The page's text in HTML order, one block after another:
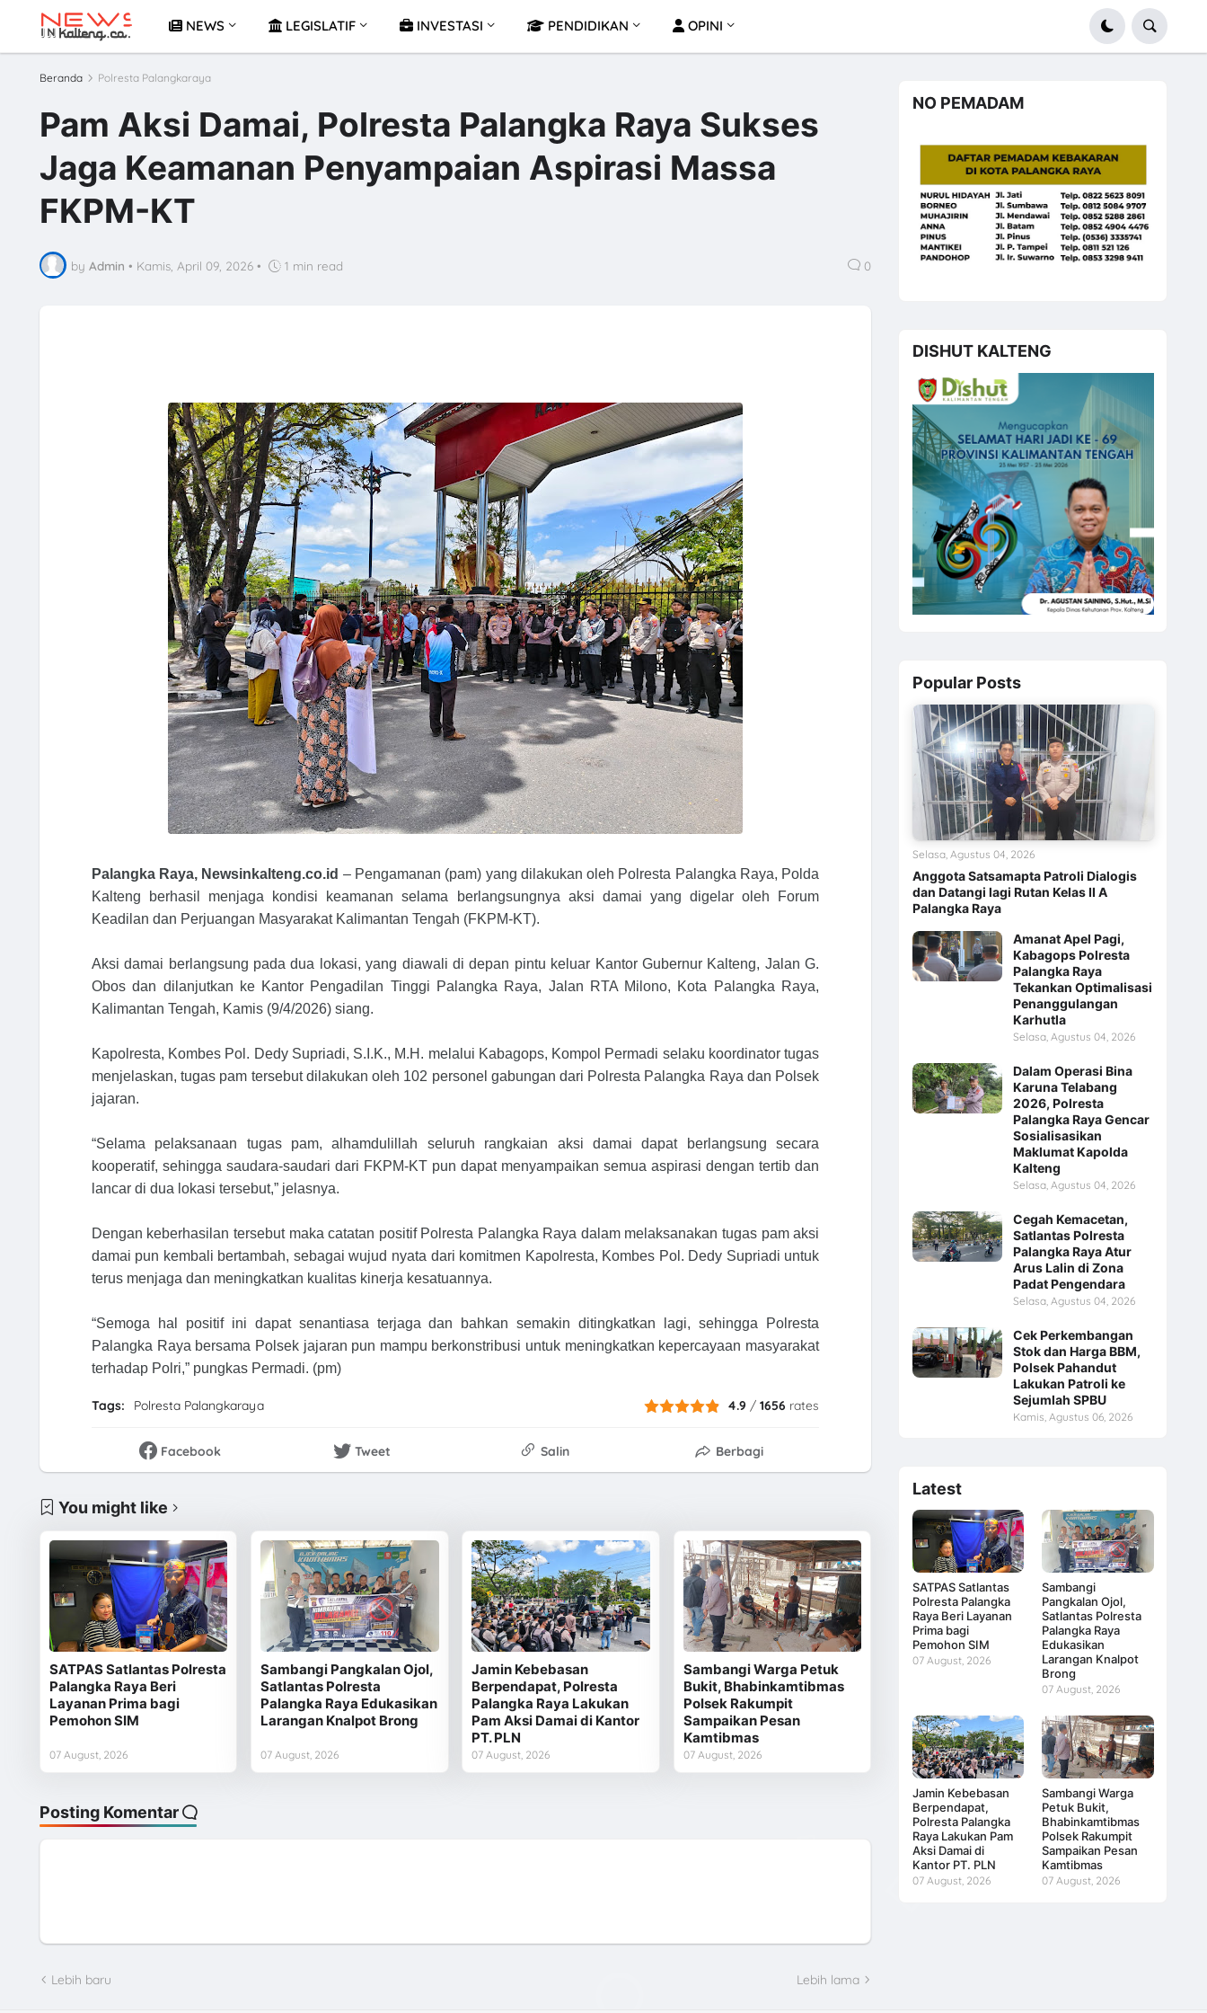
NEWS LEGISLATIF INVESTASI PENDIDIKAN OPINI
Beranda Polresta Palangkaraya
Pam Aksi Damai, Polresta Palangka Raya Sukses
Jaga Keamanan Penyampaian Aspirasi Massa
FKPM-KT
by Admin • Kamis, April 09, 2026 • 1 min read 0
Palangka Raya, Newsinkalteng.co.id – Pengamanan (pam) yang dilakukan oleh Polresta Palangka Raya, Polda
Kalteng berhasil menjaga kondisi keamanan selama berlangsungnya aksi damai yang digelar oleh Forum
Keadilan dan Perjuangan Masyarakat Kalimantan Tengah (FKPM-KT).
Aksi damai berlangsung pada dua lokasi, yang diawali di depan pintu keluar Kantor Gubernur Kalteng, Jalan G.
Obos dan dilanjutkan ke Kantor Pengadilan Tinggi Palangka Raya, Jalan RTA Milono, Kota Palangka Raya,
Kalimantan Tengah, Kamis (9/4/2026) siang.
Kapolresta, Kombes Pol. Dedy Supriadi, S.I.K., M.H. melalui Kabagops, Kompol Permadi selaku koordinator tugas
menjelaskan, tugas pam tersebut dilakukan oleh 102 personel gabungan dari Polresta Palangka Raya dan Polsek
jajaran.
“Selama pelaksanaan tugas pam, alhamdulillah seluruh rangkaian aksi damai dapat berlangsung secara
kooperatif, sehingga saudara-saudari dari FKPM-KT pun dapat menyampaikan semua aspirasi dengan tertib dan
lancar di dua lokasi tersebut,” jelasnya.
Dengan keberhasilan tersebut maka catatan positif Polresta Palangka Raya dalam melaksanakan tugas pam aksi
damai pun kembali bertambah, sebagai wujud nyata dari komitmen Kapolresta, Kombes Pol. Dedy Supriadi untuk
terus menjaga dan meningkatkan kualitas kinerja kesatuannya.
“Semoga hal positif ini dapat senantiasa terjaga dan bahkan semakin ditingkatkan lagi, sehingga Polresta
Palangka Raya bersama Polsek jajaran pun mampu berkonstribusi untuk meningkatkan kepercayaan masyarakat
terhadap Polri,” pungkas Permadi. (pm)
Tags: Polresta Palangkaraya 4.9 /1656 rates
Facebook Tweet Salin Berbagi
You might like
SATPAS Satlantas Polresta
Palangka Raya Beri
Layanan Prima bagi
Pemohon SIM
07 August, 2026
Sambangi Pangkalan Ojol,
Satlantas Polresta
Palangka Raya Edukasikan
Larangan Knalpot Brong
07 August, 2026
Jamin Kebebasan
Berpendapat, Polresta
Palangka Raya Lakukan
Pam Aksi Damai di Kantor
PT. PLN
07 August, 2026
Sambangi Warga Petuk
Bukit, Bhabinkamtibmas
Polsek Rakumpit
Sampaikan Pesan
Kamtibmas
07 August, 2026
Posting Komentar
Lebih baru Lebih lama
NO PEMADAM
DISHUT KALTENG
Popular Posts
Anggota Satsamapta Patroli Dialogis
dan Datangi lagi Rutan Kelas II A
Palangka Raya
Selasa, Agustus 04, 2026
Amanat Apel Pagi,
Kabagops Polresta
Palangka Raya
Tekankan Optimalisasi
Penanggulangan
Karhutla
Selasa, Agustus 04, 2026
Dalam Operasi Bina
Karuna Telabang
2026, Polresta
Palangka Raya Gencar
Sosialisasikan
Maklumat Kapolda
Kalteng
Selasa, Agustus 04, 2026
Cegah Kemacetan,
Satlantas Polresta
Palangka Raya Atur
Arus Lalin di Zona
Padat Pengendara
Selasa, Agustus 04, 2026
Cek Perkembangan
Stok dan Harga BBM,
Polsek Pahandut
Lakukan Patroli ke
Sejumlah SPBU
Kamis, Agustus 06, 2026
Latest
SATPAS Satlantas
Polresta Palangka
Raya Beri Layanan
Prima bagi
Pemohon SIM
07 August, 2026
Sambangi
Pangkalan Ojol,
Satlantas Polresta
Palangka Raya
Edukasikan
Larangan Knalpot
Brong
07 August, 2026
Jamin Kebebasan
Berpendapat,
Polresta Palangka
Raya Lakukan Pam
Aksi Damai di
Kantor PT. PLN
07 August, 2026
Sambangi Warga
Petuk Bukit,
Bhabinkamtibmas
Polsek Rakumpit
Sampaikan Pesan
Kamtibmas
07 August, 2026